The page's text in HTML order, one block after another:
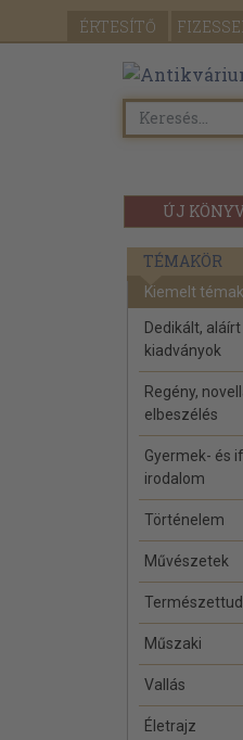
ÉRTESÍTŐ
ÚJ
TÉMAKÖR
Kiemelt
Dedikált, aláírt
kiadványok
Regény,
elbeszélés
Gyermek- és
irodalom
Történelem
Művészetek
Műszaki
Vallás
Életrajz